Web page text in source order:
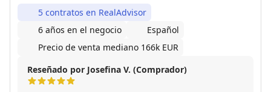
5 contratos en RealAdvisor
6 años en el negocio
Español
Precio de venta mediano 166k EUR
Reseñado por Josefina V. (Comprador)